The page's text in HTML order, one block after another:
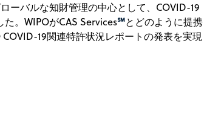
ーバルな知財管理の中心として、COVID-19
。WIPOがCAS Services℠とどのように提携
19関連特許状況レポートの発表を実現